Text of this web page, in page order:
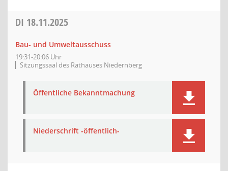
DI 18.11.2025
Bau- und Umweltausschuss
19:31-20:06 Uhr
Sitzungssaal des Rathauses Niedernberg
Öffentliche Bekanntmachung
Niederschrift -öffentlich-